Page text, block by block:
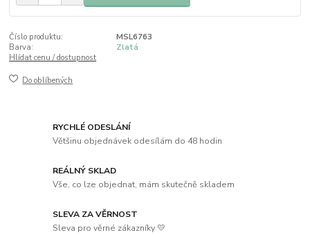
Číslo produktu:
MSL6763
Barva:
Zlatá
Hlídat cenu / dostupnost
Do oblíbených
RYCHLÉ ODESLÁNÍ
Většinu objednávek odesílám do 48 hodin
REÁLNÝ SKLAD
Vše, co lze objednat, mám skutečně skladem
SLEVA ZA VĚRNOST
Sleva pro věrné zákazníky 💛